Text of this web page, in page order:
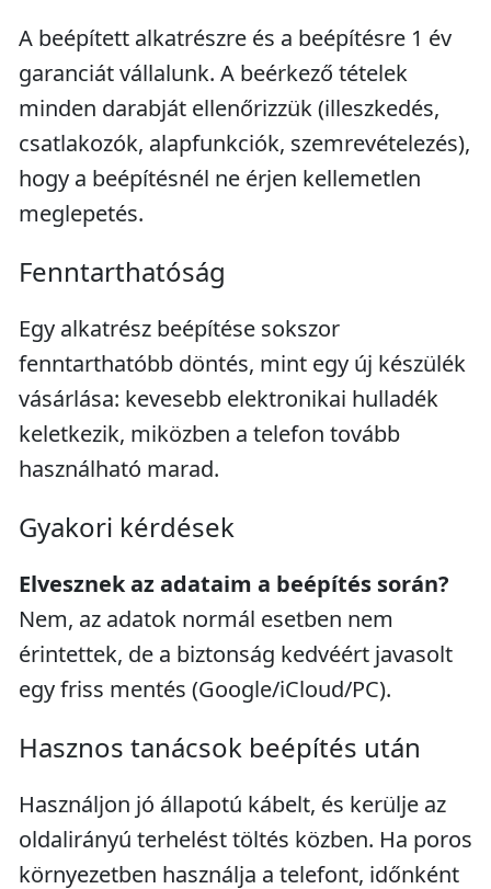
A beépített alkatrészre és a beépítésre 1 év
garanciát vállalunk. A beérkező tételek
minden darabját ellenőrizzük (illeszkedés,
csatlakozók, alapfunkciók, szemrevételezés),
hogy a beépítésnél ne érjen kellemetlen
meglepetés.
Fenntarthatóság
Egy alkatrész beépítése sokszor
fenntarthatóbb döntés, mint egy új készülék
vásárlása: kevesebb elektronikai hulladék
keletkezik, miközben a telefon tovább
használható marad.
Gyakori kérdések
Elvesznek az adataim a beépítés során?
Nem, az adatok normál esetben nem
érintettek, de a biztonság kedvéért javasolt
egy friss mentés (Google/iCloud/PC).
Hasznos tanácsok beépítés után
Használjon jó állapotú kábelt, és kerülje az
oldalirányú terhelést töltés közben. Ha poros
környezetben használja a telefont, időnként